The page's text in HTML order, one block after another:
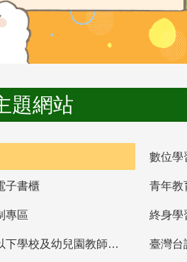
題網站
數位學
子書櫃 青年教
專區 終身學
教育部高中等以下學校及幼兒園教師資格檢定考試 臺灣台